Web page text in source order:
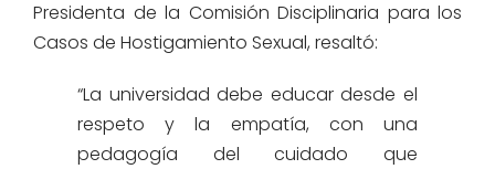
Presidenta de la Comisión Disciplinaria para los
Casos de Hostigamiento Sexual, resaltó:
“La universidad debe educar desde el
respeto y la empatía, con una
pedagogía del cuidado que